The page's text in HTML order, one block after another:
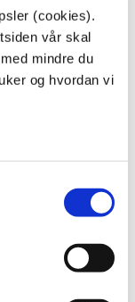
(cookies).
vår skal
mindre du
og hvordan vi
Bymisjon
på
forbrukerne i
ettervern som